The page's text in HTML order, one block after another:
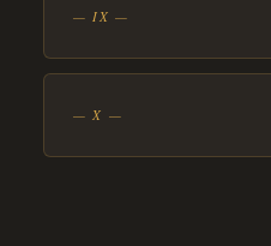
— IX —
— X —